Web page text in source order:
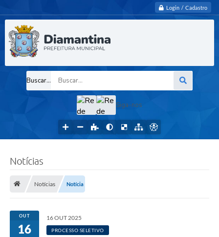
Login / Cadastro
Buscar...
Siga-nos
Notícias
Notícias Notícia
OUT
16
16 OUT 2025
PROCESSO SELETIVO